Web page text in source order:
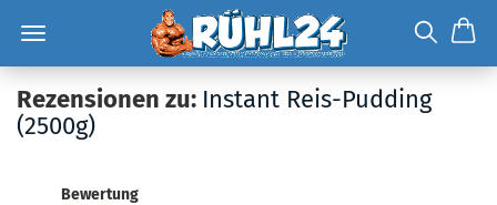
Rezensionen zu: Instant Reis-Pudding
(2500g)
Bewertung